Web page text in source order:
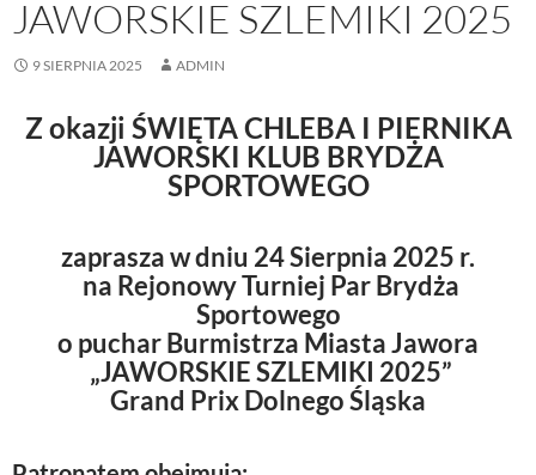
JAWORSKIE SZLEMIKI 2025
9 SIERPNIA 2025 ADMIN
Z okazji ŚWIĘTA CHLEBA I PIERNIKA
JAWORSKI KLUB BRYDŻA
SPORTOWEGO
zaprasza w dniu 24 Sierpnia 2025 r.
na Rejonowy Turniej Par Brydża
Sportowego
o puchar Burmistrza Miasta Jawora
„JAWORSKIE SZLEMIKI 2025”
Grand Prix Dolnego Śląska